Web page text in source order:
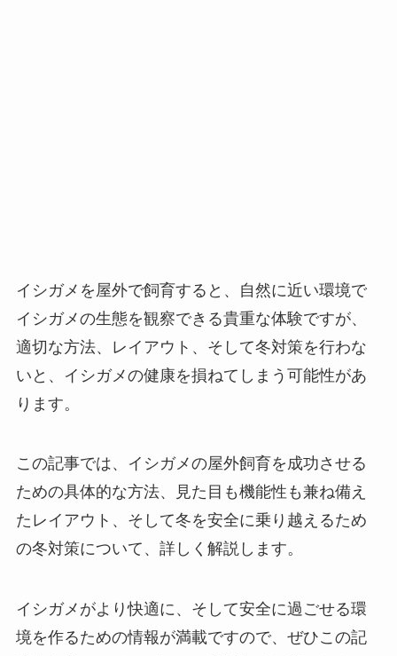
イシガメを屋外で飼育すると、自然に近い環境で
イシガメの生態を観察できる貴重な体験ですが、
適切な方法、レイアウト、そして冬対策を行わな
いと、イシガメの健康を損ねてしまう可能性があ
ります。
この記事では、イシガメの屋外飼育を成功させる
ための具体的な方法、見た目も機能性も兼ね備え
たレイアウト、そして冬を安全に乗り越えるため
の冬対策について、詳しく解説します。
イシガメがより快適に、そして安全に過ごせる環
境を作るための情報が満載ですので、ぜひこの記